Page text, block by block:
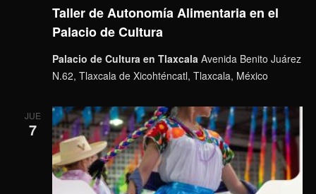
Taller de Autonomía Alimentaria en el
Palacio de Cultura
Palacio de Cultura en Tlaxcala Avenida Benito Juárez
N.62, Tlaxcala de Xicohténcatl, Tlaxcala, México
JUE
7